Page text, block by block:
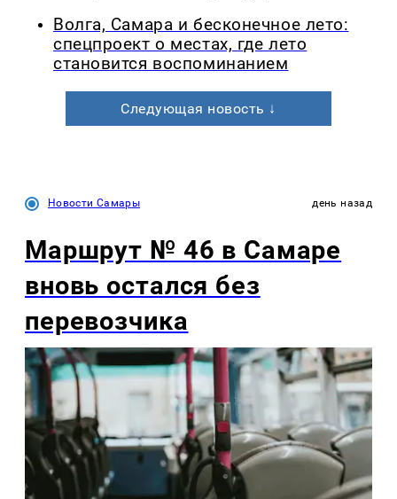
Волга, Самара и бесконечное лето:
спецпроект о местах, где лето
становится воспоминанием
Следующая новость ↓
Новости Самары день назад
Маршрут № 46 в Самаре
вновь остался без
перевозчика